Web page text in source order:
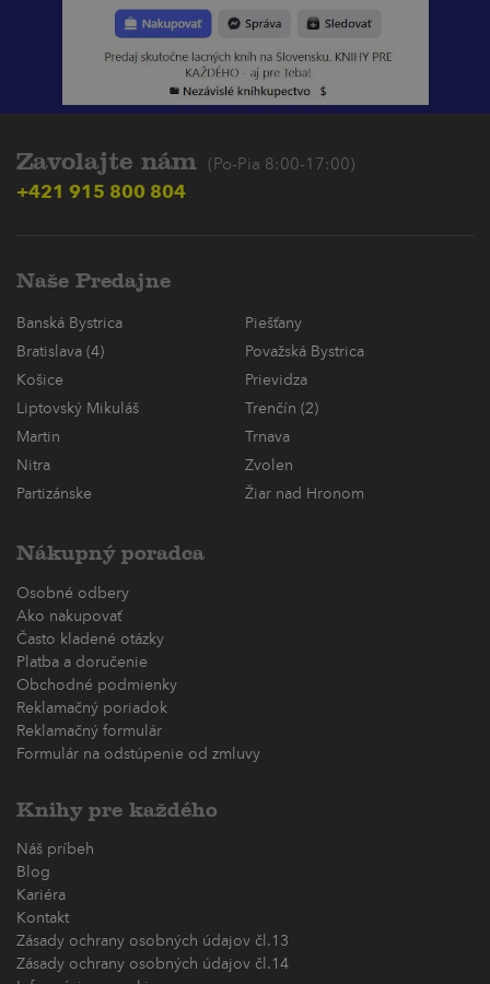
Zavolajte nám (Po-Pia 8:00-17:00)
+421 915 800 804
Naše Predajne
Banská Bystrica
Piešťany
Bratislava (4)
Považská Bystrica
Košice
Prievidza
Liptovský Mikuláš
Trenčín (2)
Martin
Trnava
Nitra
Zvolen
Partizánske
Žiar nad Hronom
Nákupný poradca
Osobné odbery
Ako nakupovať
Často kladené otázky
Platba a doručenie
Obchodné podmienky
Reklamačný poriadok
Reklamačný formulár
Formulár na odstúpenie od zmluvy
Knihy pre každého
Náš príbeh
Blog
Kariéra
Kontakt
Zásady ochrany osobných údajov čl.13
Zásady ochrany osobných údajov čl.14